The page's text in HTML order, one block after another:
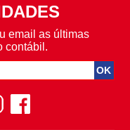
email as últimas
contábil.